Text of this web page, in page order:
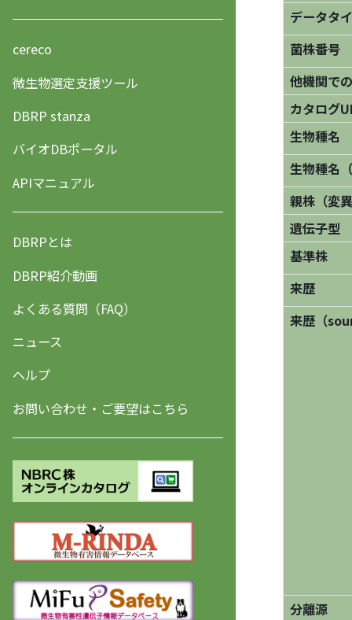
cereco
微生物選定支援ツール
DBRP stanza
バイオDBポータル
APIマニュアル
DBRPとは
DBRP紹介動画
よくある質問（FAQ）
ニュース
ヘルプ
お問い合わせ・ご要望はこちら
データタ
菌株番号
他機関で
カタログ
生物種名
生物種名
親株（変
遺伝子型
基準株
来歴
来歴（
分離源